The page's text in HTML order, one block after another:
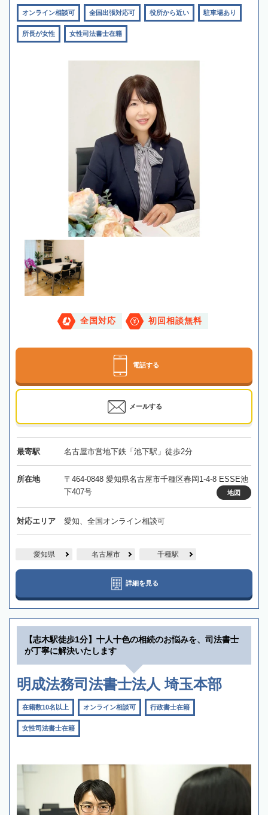
オンライン相談可 全国出張対応可 役所から近い 駐車場あり
所長が女性 女性司法書士在籍
全国対応 初回相談無料
電話する
メールする
最寄駅 名古屋市営地下鉄「池下駅」徒歩2分
所在地
〒464-0848 愛知県名古屋市千種区春岡1-4-8 ESSE池
下407号
地図
対応エリア 愛知、全国オンライン相談可
愛知県 名古屋市 千種駅
詳細を見る
【志木駅徒歩1分】十人十色の相続のお悩みを、司法書士
が丁寧に解決いたします
明成法務司法書士法人 埼玉本部
在籍数10名以上 オンライン相談可 行政書士在籍
女性司法書士在籍